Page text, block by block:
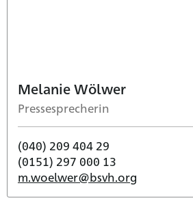
Melanie Wölwer
Pressesprecherin
(040) 209 404 29
(0151) 297 000 13
m.woelwer@bsvh.org